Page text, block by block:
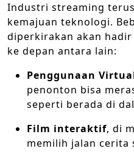
Industri streaming
kemajuan teknologi.
diperkirakan akan
ke depan antara lain:
Penggunaan
penonton bisa
seperti berada di
Film interaktif, di
memilih jalan cerita